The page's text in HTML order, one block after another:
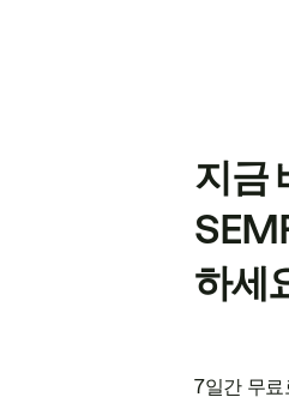
지금
하세
7일간 무료